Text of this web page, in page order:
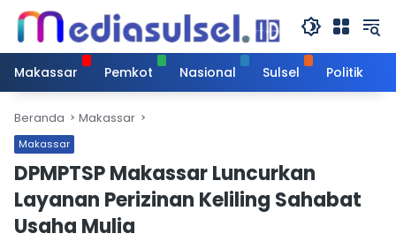
Langsung
konten
Makassar
Pemkot Nasional Sulsel Politik
Beranda Makassar
Makassar
DPMPTSP Makassar Luncurkan
Layanan Perizinan Keliling Sahabat
Usaha Mulia